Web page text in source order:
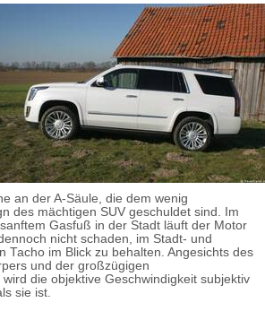
an der A-Säule, die dem wenig
des mächtigen SUV geschuldet sind. Im
Gasfuß in der Stadt läuft der Motor
nicht schaden, im Stadt- und
Tacho im Blick zu behalten. Angesichts des
und der großzügigen
die objektive Geschwindigkeit subjektiv
sie ist.